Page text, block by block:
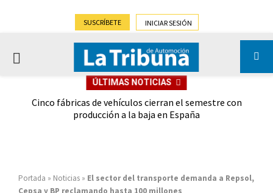
SUSCRÍBETE INICIAR SESIÓN
PRIMARY
ÚLTIMAS NOTICIAS
Cinco fábricas de vehículos cierran el semestre con
producción a la baja en España
Portada » Noticias » El sector del transporte demanda a Repsol,
Cepsa y BP reclamando hasta 100 millones